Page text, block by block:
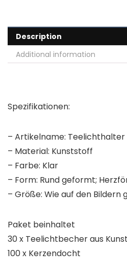
Description
Additional information
Spezifikationen:
– Artikelname:
– Material: Kunststoff
– Farbe: Klar
– Form: Rund geformt;
– Größe: Wie auf den Bildern
Paket beinhaltet
30 x Teelichtbecher aus
100 x Kerzendocht